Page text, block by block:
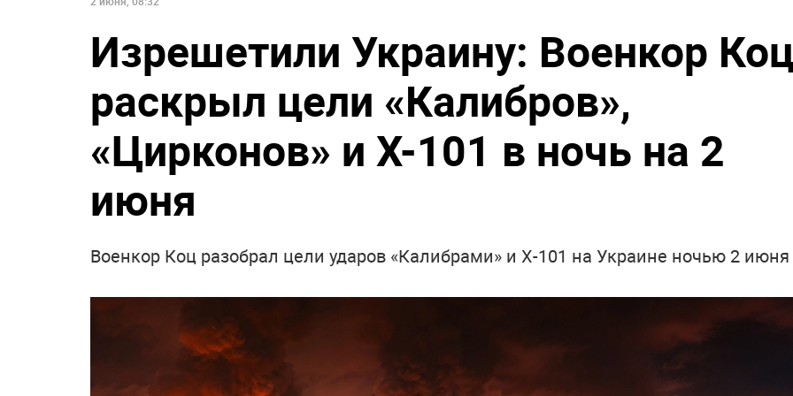
Изрешетили Украину: Военкор
раскрыл цели «Калибров»,
«Цирконов» и Х-101 в ночь на 2
июня
Военкор Коц разобрал цели ударов «Калибрами» и Х-101 на Украине ночью 2 июня